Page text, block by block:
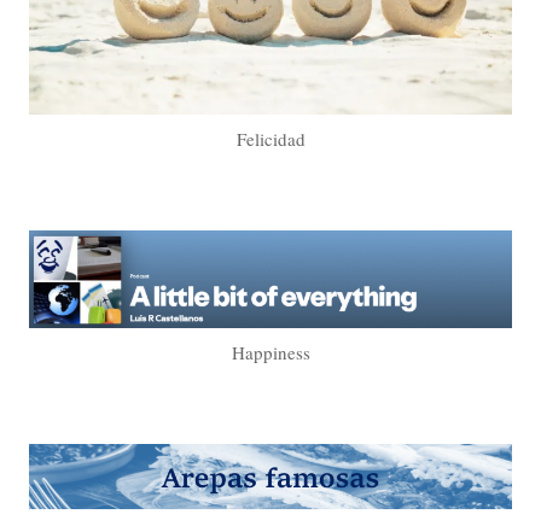
Felicidad
Happiness